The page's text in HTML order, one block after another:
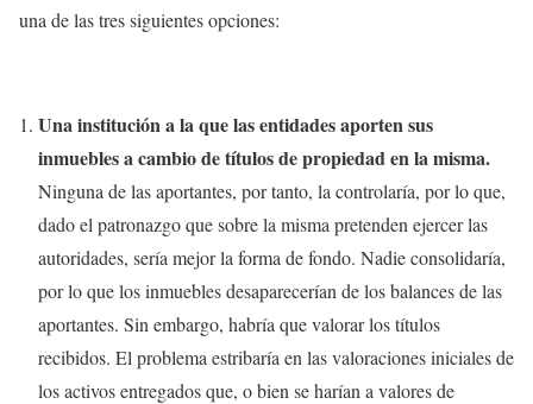
una de las tres siguientes opciones:
Una institución a la que las entidades aporten sus
inmuebles a cambio de títulos de propiedad en la misma.
Ninguna de las aportantes, por tanto, la controlaría, por lo que,
dado el patronazgo que sobre la misma pretenden ejercer las
autoridades, sería mejor la forma de fondo. Nadie consolidaría,
por lo que los inmuebles desaparecerían de los balances de las
aportantes. Sin embargo, habría que valorar los títulos
recibidos. El problema estribaría en las valoraciones iniciales de
los activos entregados que, o bien se harían a valores de